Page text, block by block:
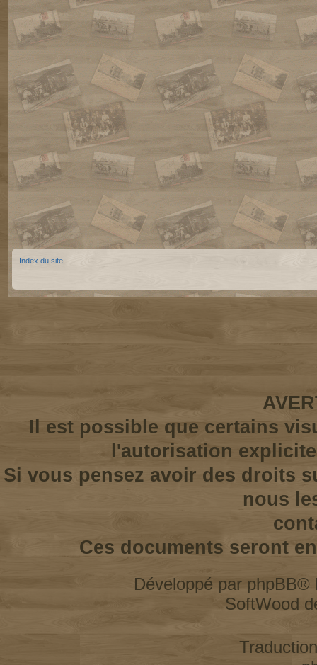
Index du site
Il est possible que certains
l'autorisation
Si vous pensez avoir des droits
nous
Ces documents seront
Développé par phpBB®
SoftWood